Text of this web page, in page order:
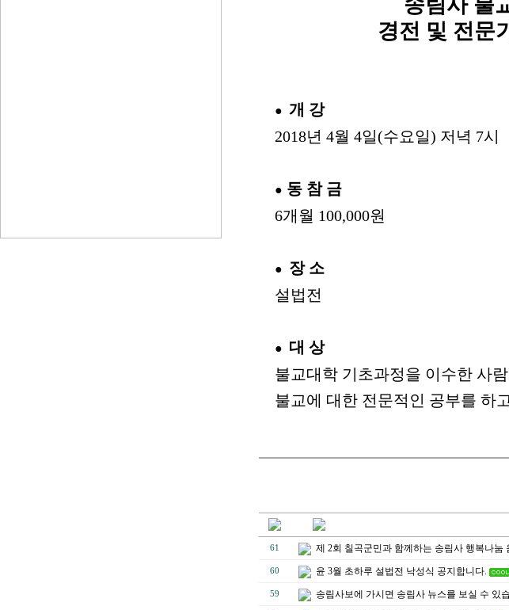
송림사 불
경전 및 전문
● 개 강
2018년 4월 4일(수요일) 저녁 7시
● 동 참 금
6개월 100,000원
● 장 소
설법전
● 대 상
불교대학 기초과정을 이수한 사
불교에 대한 전문적인 공부를 하
61 제 2회 칠곡군민과 함께하는 송림사 행복나눔
60 윤 3월 초하루 설법전 낙성식 공지합니다.
59 송림사보에 가시면 송림사 뉴스를 보실 수 있